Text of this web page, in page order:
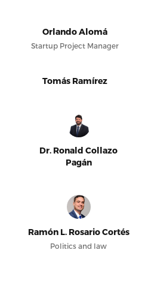
Orlando Alomá
Startup Project Manager
Tomás Ramírez
Dr. Ronald Collazo
Pagán
Ramón L. Rosario Cortés
Politics and law